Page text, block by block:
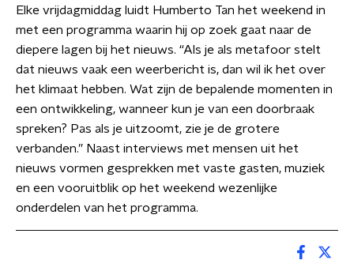
Elke vrijdagmiddag luidt Humberto Tan het weekend in
met een programma waarin hij op zoek gaat naar de
diepere lagen bij het nieuws. “Als je als metafoor stelt
dat nieuws vaak een weerbericht is, dan wil ik het over
het klimaat hebben. Wat zijn de bepalende momenten in
een ontwikkeling, wanneer kun je van een doorbraak
spreken? Pas als je uitzoomt, zie je de grotere
verbanden.” Naast interviews met mensen uit het
nieuws vormen gesprekken met vaste gasten, muziek
en een vooruitblik op het weekend wezenlijke
onderdelen van het programma.